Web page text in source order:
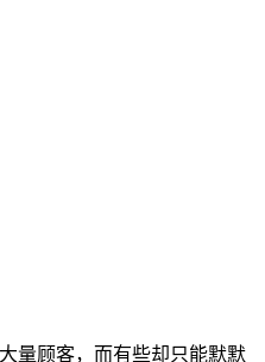
量顾客，而有些却只能默默